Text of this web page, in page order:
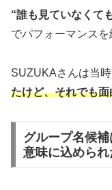
“誰も見ていなくて
でパフォーマンスを
SUZUKAさんは当時
たけど、それでも
グループ名候
意味に込めら